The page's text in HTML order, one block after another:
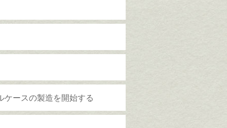
ースの製造を開始する